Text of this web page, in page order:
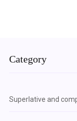
Category
Superlative and